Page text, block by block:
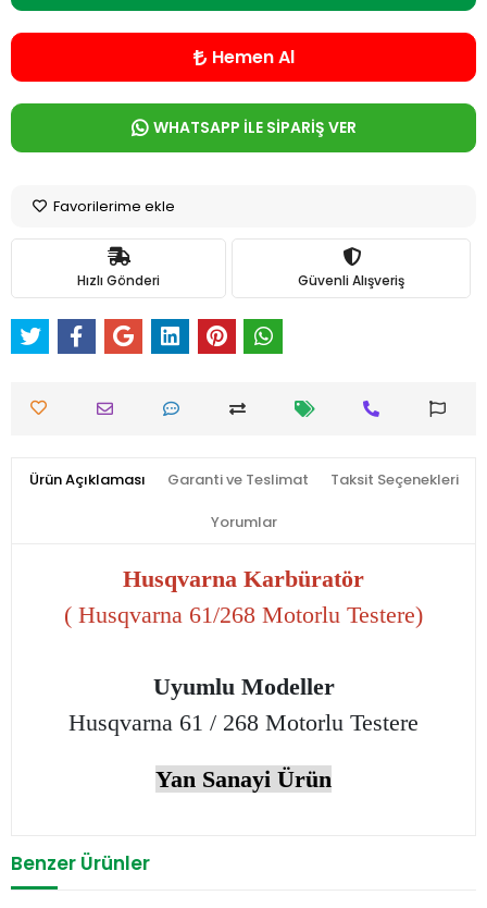
Hemen Al
WHATSAPP İLE SİPARİŞ VER
Favorilerime ekle
Hızlı Gönderi Güvenli Alışveriş
Ürün Açıklaması Garanti ve Teslimat Taksit Seçenekleri
Yorumlar
Husqvarna Karbüratör
( Husqvarna 61/268 Motorlu Testere)
Uyumlu Modeller
Husqvarna 61 / 268 Motorlu Testere
Yan Sanayi Ürün
Benzer Ürünler